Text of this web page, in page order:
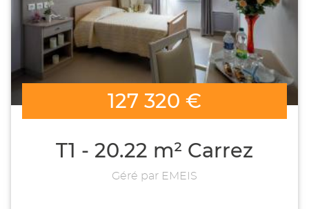
127 320 €
T1 - 20.22 m² Carrez
Géré par EMEIS